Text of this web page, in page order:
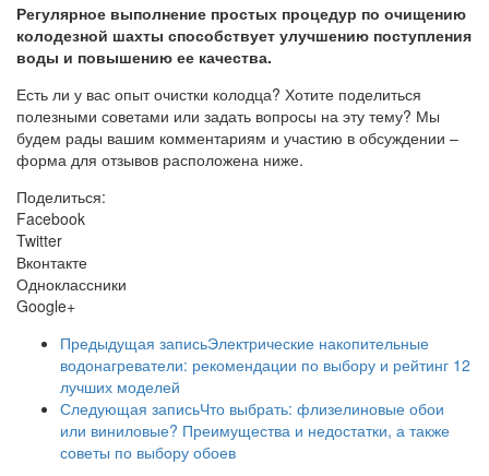
Регулярное выполнение простых процедур по очищению
колодезной шахты способствует улучшению поступления
воды и повышению ее качества.
Есть ли у вас опыт очистки колодца? Хотите поделиться
полезными советами или задать вопросы на эту тему? Мы
будем рады вашим комментариям и участию в обсуждении –
форма для отзывов расположена ниже.
Поделиться:
Facebook
Twitter
Вконтакте
Одноклассники
Google+
Предыдущая записьЭлектрические накопительные
водонагреватели: рекомендации по выбору и рейтинг 12
лучших моделей
Следующая записьЧто выбрать: флизелиновые обои
или виниловые? Преимущества и недостатки, а также
советы по выбору обоев